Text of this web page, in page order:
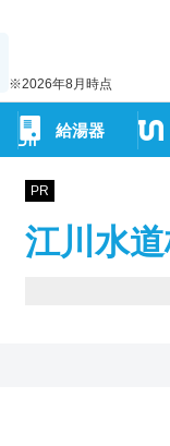
※2026年8月時点
給湯器
PR
江川水